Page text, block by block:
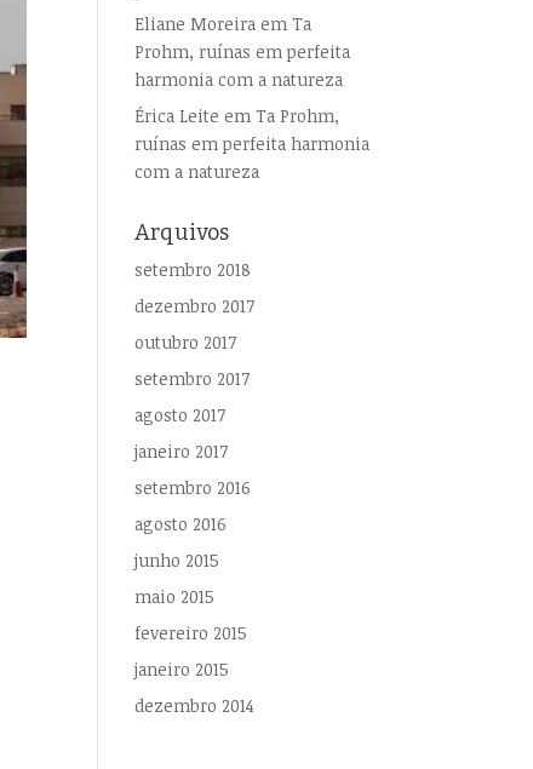
Eliane Moreira emTa
Prohm, ruínas em perfeita
harmonia com a natureza
Érica Leite emTa Prohm,
ruínas em perfeita harmonia
com a natureza
Arquivos
setembro 2018
dezembro 2017
outubro 2017
setembro 2017
agosto 2017
janeiro 2017
setembro 2016
agosto 2016
junho 2015
maio 2015
fevereiro 2015
janeiro 2015
dezembro 2014